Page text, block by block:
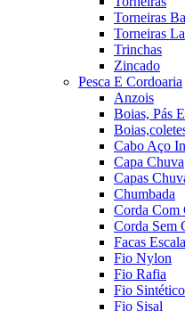
Torneiras
Torneiras
Trinchas
Zincado
Pesca E Cordoaria
Anzois
Boias, Pás
Cabo Aço
Capa Chuva
Capas
Chumbada
Corda Com
Corda Sem
Facas Escala
Fio Nylon
Fio Rafia
Fio Sintético
Fio Sisal